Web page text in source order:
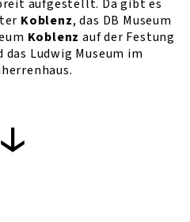
aufgestellt. Da gibt es
Koblenz, das DB Museum
Koblenz auf der Festung
Ludwig Museum im